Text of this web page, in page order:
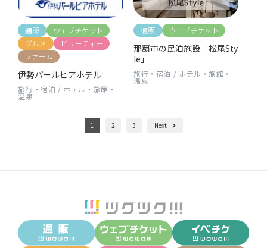
通販
ウェブチケット
グルメ
ビューティー
ファーム
伊勢パールピアホテル
旅行・宿泊 / ホテル・旅館・
温泉
通販 ウェブチケット
那覇市の民泊施設「松尾Sty
le」
旅行・宿泊 / ホテル・旅館・
温泉
1 2 3 Next